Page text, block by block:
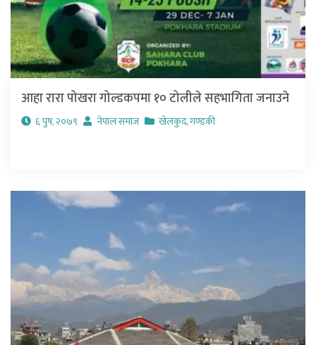
आहा रारा पोखरा गोल्डकपमा १० टोलीले सहभागिता जनाउने
६ पुष, २०७९ नेपाल समाज खेलकुद,गण्डकी